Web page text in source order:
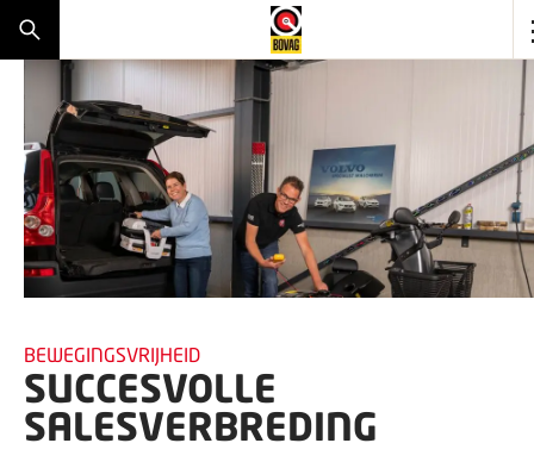
BEWEGINGSVRIJHEID
SUCCESVOLLE
SALESVERBREDING